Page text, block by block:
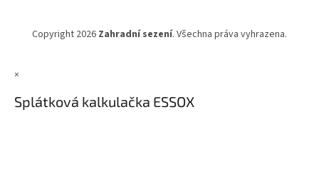
Copyright 2026 Zahradní sezení. Všechna práva vyhrazena.
×
Splátková kalkulačka ESSOX